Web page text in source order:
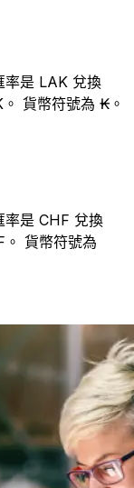
率是 LAK 兌換
貨幣符號為 ₭。
率是 CHF 兌換
貨幣符號為